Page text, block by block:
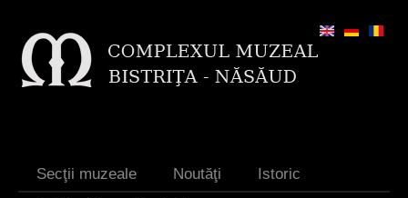
Secţii muzeale Noutăţi
Istoric